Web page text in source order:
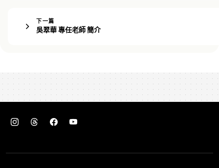
下一篇
吳翠華 專任老師 簡介